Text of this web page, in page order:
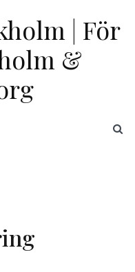
| För
&